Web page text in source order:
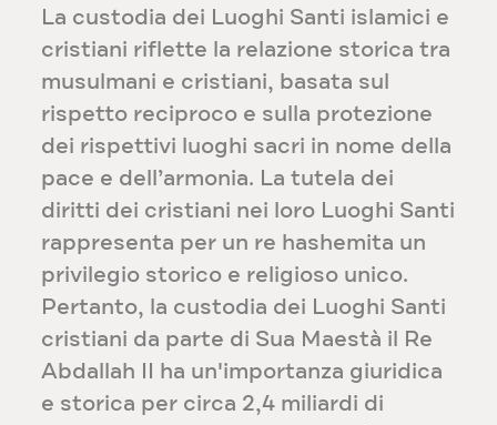
La custodia dei Luoghi Santi islamici e
cristiani riflette la relazione storica tra
musulmani e cristiani, basata sul
rispetto reciproco e sulla protezione
dei rispettivi luoghi sacri in nome della
pace e dell’armonia. La tutela dei
diritti dei cristiani nei loro Luoghi Santi
rappresenta per un re hashemita un
privilegio storico e religioso unico.
Pertanto, la custodia dei Luoghi Santi
cristiani da parte di Sua Maestà il Re
Abdallah II ha un'importanza giuridica
e storica per circa 2,4 miliardi di